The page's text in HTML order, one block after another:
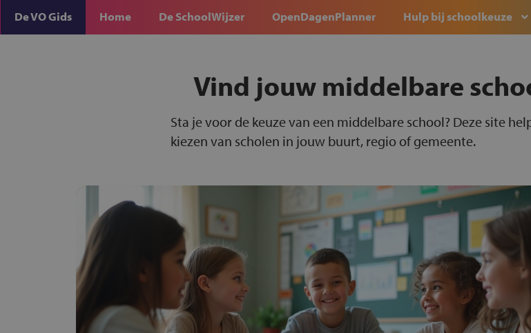
De VO Gids Home De SchoolWijzer OpenDagenPlanner Hulp bij schoolkeuze
Vind jouw middelbare
Sta je voor de keuze van een middelbare school? Deze site
kiezen van scholen in jouw buurt, regio of gemeente.